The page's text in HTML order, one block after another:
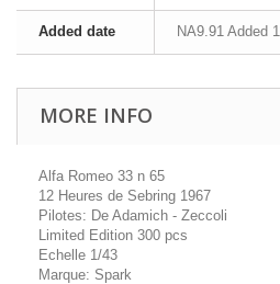
Added date NA9.91 Added
MORE INFO
Alfa Romeo 33 n 65
12 Heures de Sebring 1967
Pilotes: De Adamich - Zeccoli
Limited Edition 300 pcs
Echelle 1/43
Marque: Spark